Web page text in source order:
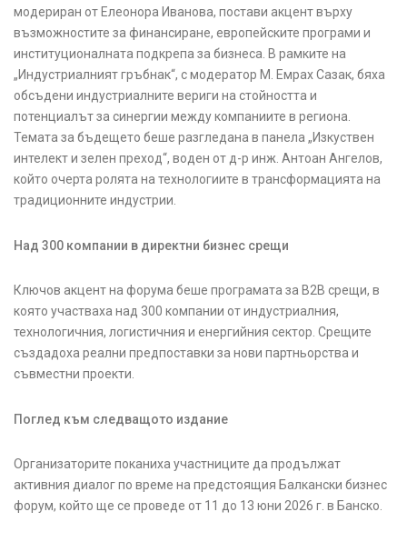
модериран от Елеонора Иванова, постави акцент върху
възможностите за финансиране, европейските програми и
институционалната подкрепа за бизнеса. В рамките на
„Индустриалният гръбнак“, с модератор М. Емрах Сазак, бяха
обсъдени индустриалните вериги на стойността и
потенциалът за синергии между компаниите в региона.
Темата за бъдещето беше разгледана в панела „Изкуствен
интелект и зелен преход“, воден от д-р инж. Антоан Ангелов,
който очерта ролята на технологиите в трансформацията на
традиционните индустрии.
Над 300 компании в директни бизнес срещи
Ключов акцент на форума беше програмата за B2B срещи, в
която участваха над 300 компании от индустриалния,
технологичния, логистичния и енергийния сектор. Срещите
създадоха реални предпоставки за нови партньорства и
съвместни проекти.
Поглед към следващото издание
Организаторите поканиха участниците да продължат
активния диалог по време на предстоящия Балкански бизнес
форум, който ще се проведе от 11 до 13 юни 2026 г. в Банско.